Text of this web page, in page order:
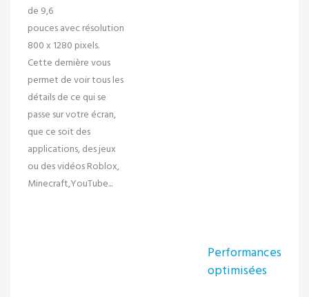
de 9,6
poucesavecrésolution
800 x 1280 pixels.
Cette dernière vous
permet de voir tous les
détails de ce qui se
passe sur votre écran,
que ce soit des
applications, des jeux
ou des vidéos Roblox,
Minecraft,YouTube...
Performances
optimisées